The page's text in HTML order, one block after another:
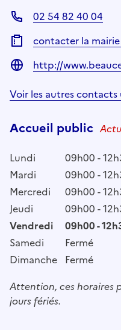
02 54 82 40 04
contacter la mairie
http://
Voir les autres contacts
Accueil public
Lundi
09h00 -
Mardi
09h00 -
Mercredi
09h00 -
Jeudi
09h00 -
Vendredi
09h00 -
Samedi
Fermé
Dimanche Fermé
Attention, ces horaires
jours fériés.